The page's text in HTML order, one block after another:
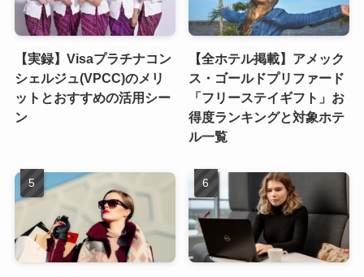
【実録】Visaプラチナコン
シェルジュ(VPCC)のメリ
ットとおすすめの活用シー
ン
【全ホテル掲載】アメック
ス・ゴールドプリファード
「フリーステイギフト」お
得度ランキングと対象ホテ
ル一覧